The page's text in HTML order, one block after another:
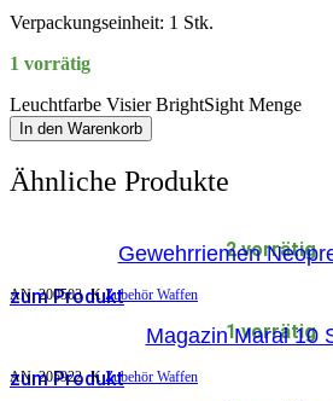
Verpackungseinheit: 1 Stk.
1 vorrätig
Leuchtfarbe Visier BrightSight Menge
In den Warenkorb
Ähnliche Produkte
2 vorrätig
Gewehrriemen
zum Produkt
AN:200503 K Zubehör Waffen
1 vorrätig
Magazin Maral 10
zum Produkt
AN:205922 K Zubehör Waffen